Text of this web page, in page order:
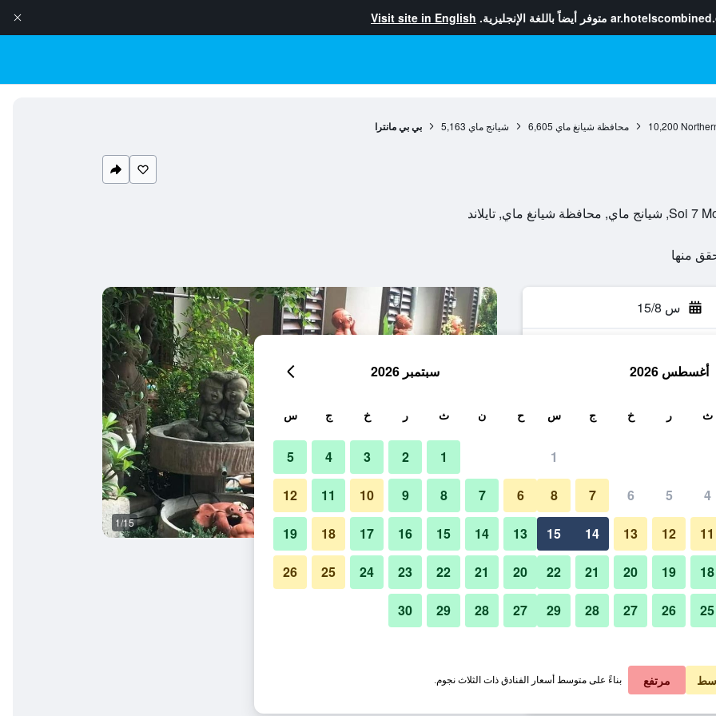
متوفر أيضاً باللغة الإنجليزية. Visit site in English
10,200 محافظة شيانغ ماي 6,605 شيانج ماي 5,163 بي بي مانترا
س 15/8
في الليلة
97 ﷼ عرض الصفقة
﷼ عرض الصفقة
1/15
صور لـ بي بي مانترا
أغسطس 2026
ث ر خ ج س
1
4
5
6
7
8
11
12
13
14
15
18
19
20
21
22
25
26
27
28
29
سبتمبر 2026
ح ن ث ر خ ج س
1
2
3
4
5
6
7
8
9
10
11
12
13
14
15
16
17
18
19
20
21
22
23
24
25
26
27
28
29
30
مرتفع بناءً على متوسط أسعار الفنادق ذات الثلاث نجوم.